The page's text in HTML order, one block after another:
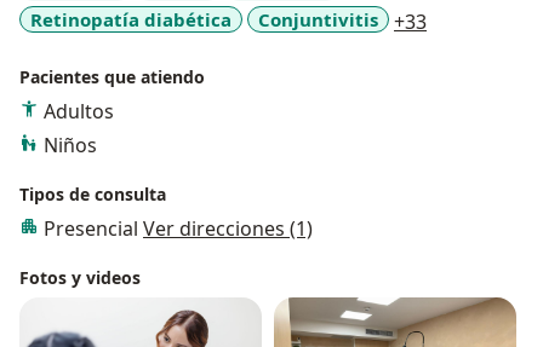
Retinopatía diabética
Conjuntivitis +33
Pacientes que atiendo
Adultos
Niños
Tipos de consulta
Presencial Ver direcciones (1)
Fotos y videos